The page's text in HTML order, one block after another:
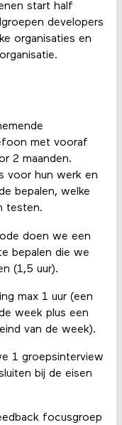
start half
developers
organisaties en
met vooraf
2 maanden.
voor hun werk en
bepalen, welke
testen.
doen we een
bepalen die we
(1,5 uur).
max 1 uur (een
week plus een
van de week).
1 groepsinterview
bij de eisen
focusgroep